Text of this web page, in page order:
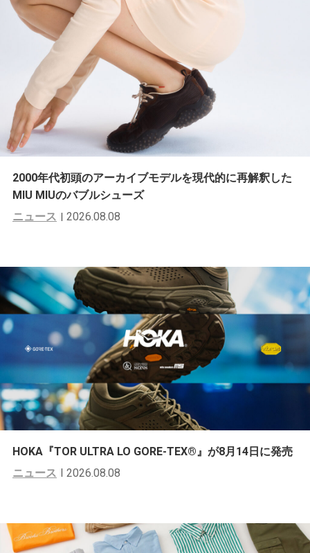
2000年代初頭のアーカイブモデルを現代的に再解釈した
MIU MIUのバブルシューズ
ニュース
2026.08.08
HOKA『TOR ULTRA LO GORE-TEX®︎』が8月14日に発売
ニュース
2026.08.08